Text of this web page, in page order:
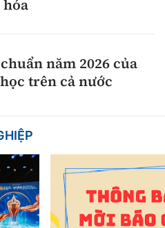
năm 2026 của
trên cả nước